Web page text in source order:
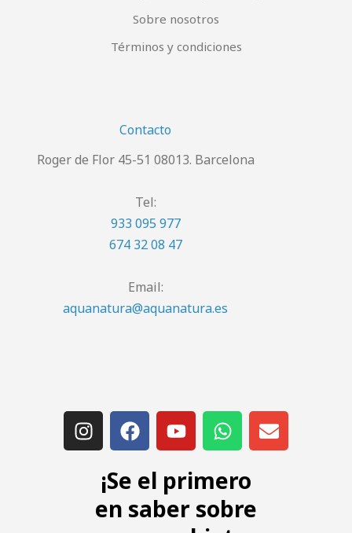
Sobre nosotros
Términos y condiciones
Contacto
Roger de Flor 45-51 08013. Barcelona
Tel:
933 095 977
674 32 08 47
Email:
aquanatura@aquanatura.es
¡Se el primero
en saber sobre